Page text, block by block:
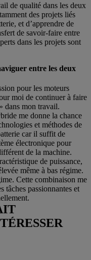
de qualité dans les deux
des projets liés
et d’apprendre de
de savoir-faire entre
dans les projets sont
entre les deux
pour les moteurs
moi de continuer à faire
dans mon travail.
me donne la chance
et méthodes de
car il suffit de
électronique pour
de la machine.
de puissance,
même à bas régime.
Cette combinaison me
tâches passionnantes et